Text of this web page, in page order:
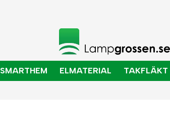
SMARTHEM ELMATERIAL TAKFLÄKT